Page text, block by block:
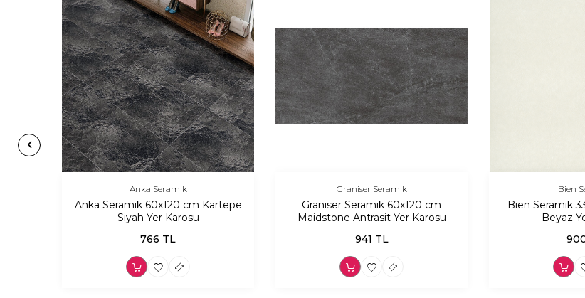
Anka Seramik
Anka Seramik 60x120 cm Kartepe
Siyah Yer Karosu
766 TL
Graniser Seramik
Graniser Seramik 60x120 cm
Maidstone Antrasit Yer Karosu
941 TL
Bien
Bien Seramik
Beyaz